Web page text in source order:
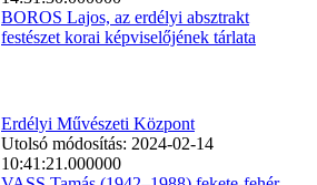
BOROS Lajos, az erdélyi absztrakt
festészet korai képviselőjének tárlata
Erdélyi Művészeti Központ
Utolsó módosítás: 2024-02-14
10:41:21.000000